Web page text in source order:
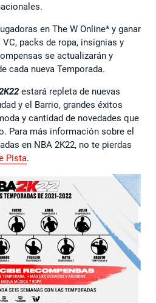
en The W Online* y ganar
packs de ropa, insignias y
se actualizarán y
cada nueva Temporada.
estará repleta de nuevas
y el Barrio, grandes éxitos
y cantidad de novedades que
Para más información sobre el
en NBA 2K22, no te pierdas
Pista.